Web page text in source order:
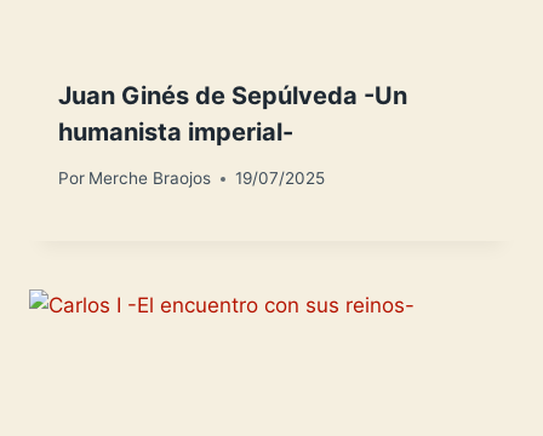
Juan Ginés de Sepúlveda -Un
humanista imperial-
Por Merche Braojos 19/07/2025